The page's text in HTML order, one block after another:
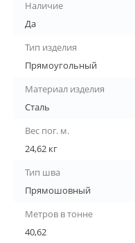
Наличие
Да
Тип изделия
Прямоугольный
Материал изделия
Сталь
Вес пог. м.
24,62 кг
Тип шва
Прямошовный
Метров в тонне
40,62